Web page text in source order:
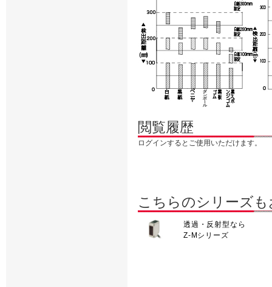
閲覧履歴
ログインするとご使用いただけます。
こちらのシリーズ
透過・反射型なら
Z-Mシリーズ